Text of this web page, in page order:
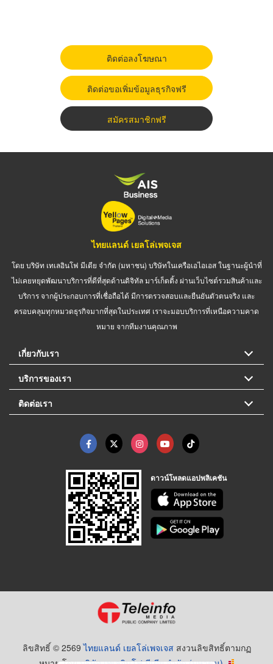
ติดต่อลงโฆษณา
ติดต่อขอเพิ่มข้อมูลธุรกิจฟรี
สมัครสมาชิกฟรี
ไทยแลนด์ เยลโล่เพจเจส
โดย บริษัท เทเลอินโฟ มีเดีย จำกัด (มหาชน) บริษัทในเครือเอไอเอส ในฐานะผู้นำที่
ไม่เคยหยุดพัฒนาบริการที่ดีที่สุดด้านดิจิทัล มาร์เก็ตติ้ง ผ่านเว็บไซต์รวมสินค้าและ
บริการ จากผู้ประกอบการที่เชื่อถือได้ มีการตรวจสอบและยืนยันตัวตนจริง และ
ครอบคลุมทุกหมวดธุรกิจมากที่สุดในประเทศ เราจะมอบบริการที่เหนือความคาด
หมาย จากทีมงานคุณภาพ
เกี่ยวกับเรา
บริการของเรา
ติดต่อเรา
ดาวน์โหลดแอปพลิเคชัน
ลิขสิทธิ์ © 2569ไทยแลนด์ เยลโล่เพจเจส สงวนลิขสิทธิ์ตามกฏ